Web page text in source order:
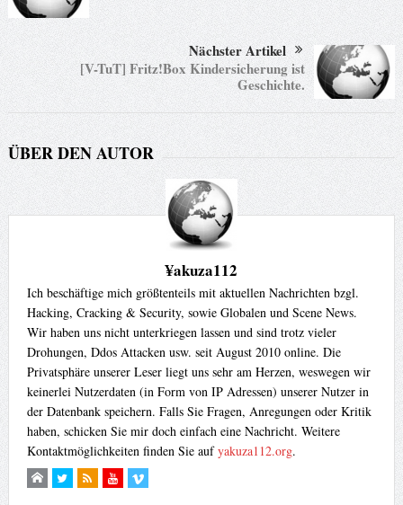
Nächster Artikel
[V-TuT] Fritz!Box Kindersicherung ist
Geschichte.
ÜBER DEN AUTOR
¥akuza112
Ich beschäftige mich größtenteils mit aktuellen Nachrichten bzgl.
Hacking, Cracking & Security, sowie Globalen und Scene News.
Wir haben uns nicht unterkriegen lassen und sind trotz vieler
Drohungen, Ddos Attacken usw. seit August 2010 online. Die
Privatsphäre unserer Leser liegt uns sehr am Herzen, weswegen wir
keinerlei Nutzerdaten (in Form von IP Adressen) unserer Nutzer in
der Datenbank speichern. Falls Sie Fragen, Anregungen oder Kritik
haben, schicken Sie mir doch einfach eine Nachricht. Weitere
Kontaktmöglichkeiten finden Sie aufyakuza112.org.